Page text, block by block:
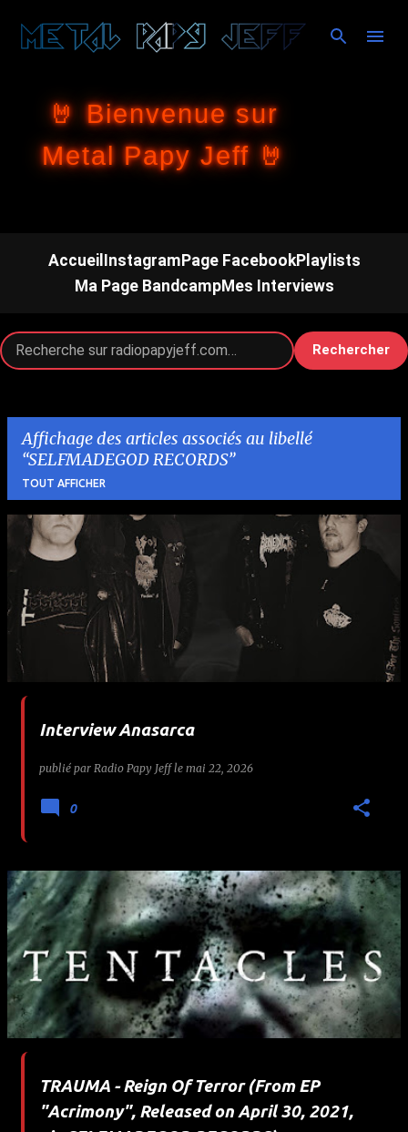
Accéder au contenu principal
🤘 Bienvenue sur
Metal Papy Jeff 🤘
Accueil InstagramPage FacebookPlaylists
Ma Page BandcampMes Interviews
Rechercher
Affichage des articles associés au libellé
SELFMADEGOD RECORDS
TOUT AFFICHER
c
Interview Anasarca
publié par Radio Papy Jeff le mai 22, 2026
0
TRAUMA - Reign Of Terror (From EP
"Acrimony", Released on April 30, 2021,